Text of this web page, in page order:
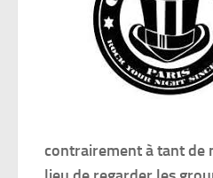
contrairement à tant de